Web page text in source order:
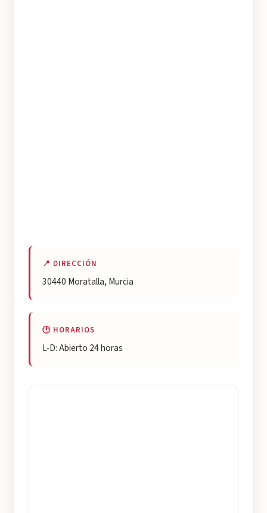
📍 DIRECCIÓN
30440 Moratalla, Murcia
🕐 HORARIOS
L-D: Abierto 24 horas